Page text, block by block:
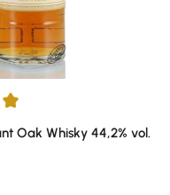
Oak Whisky 44,2% vol.